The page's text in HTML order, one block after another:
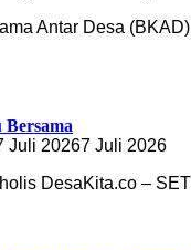
Antar Desa
Juli 20267 Juli 2026
DesaKita.co –